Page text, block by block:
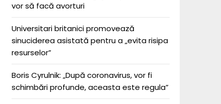
vor să facă avorturi
Universitari britanici promovează
sinuciderea asistată pentru a „evita risipa
resurselor”
Boris Cyrulnik: „După coronavirus, vor fi
schimbări profunde, aceasta este regula”